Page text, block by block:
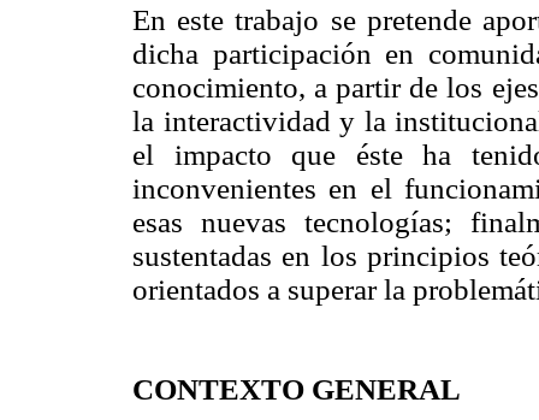
En este trabajo se pretende
dicha participación en
conocimiento, a partir de los
la interactividad y la
el impacto que éste ha
inconvenientes en el
esas nuevas tecnologías;
sustentadas en los principios
orientados a superar la
CONTEXTO GENERAL